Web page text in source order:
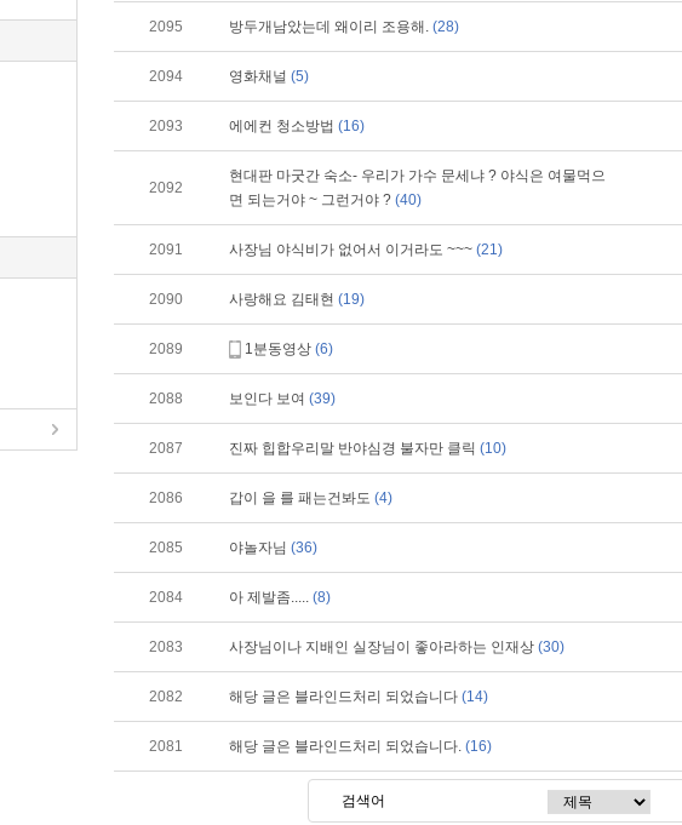
2095 방두개남았는데 왜이리 조용해. (28)
2094 영화채널 (5)
2093 에에컨 청소방법 (16)
2092
현대판 마굿간 숙소- 우리가 가수 문세냐 ? 야식은 여물먹으
면 되는거야 ~ 그런거야 ? (40)
2091 사장님 야식비가 없어서 이거라도 ~~~ (21)
2090 사랑해요 김태현 (19)
2089 1분동영상 (6)
2088 보인다 보여 (39)
2087 진짜 힙합우리말 반야심경 불자만 클릭 (10)
2086 갑이 을 를 패는건봐도 (4)
2085 야놀자님 (36)
2084 아 제발좀..... (8)
2083 사장님이나 지배인 실장님이 좋아라하는 인재상 (30)
2082 해당 글은 블라인드처리 되었습니다 (14)
2081 해당 글은 블라인드처리 되었습니다. (16)